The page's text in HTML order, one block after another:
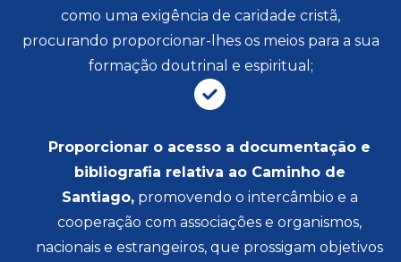
como uma exigência de caridade cristã,
procurando proporcionar-lhes os meios para a sua
formação doutrinal e espiritual; ​
Proporcionar o acesso a documentação e
bibliografia relativa ao Caminho de
Santiago,promovendo o intercâmbio e a
cooperação com associações e organismos,
nacionais e estrangeiros, que prossigam objetivos